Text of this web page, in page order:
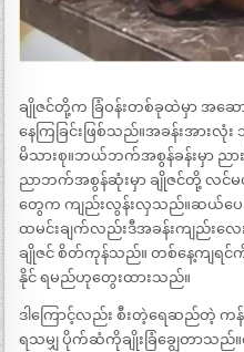
ချိုဇင်တို့က ခြံဝန်းတစ်ခုထဲမှာ အဆေ
နေကြခြင်းဖြစ်သည်။အခန်းအားလုံး
မိသားစု။ဘယ်ဘက်အစွန်ခန်းမှာ ညာ
ညာဘက်အစွန်ဆုံးမှာ ချိုဇင်တို့ လင်မ
တွေက ကျည်းလွန်းလှသည်။ဆယ်ပေ င
ထမင်းချက်လည်းဒီအခန်းကျည်းလ
ချိုဇင် စိတ်ကုန်သည်။ တစ်နေ့ကျရ
နိုင် ရမည်ဟုတွေးထားသည်။
ဒါကြောင့်လည်း စီးတဲ့ရေဆည်တဲ့ က
ရသမျှ ပိုက်ဆံကိုချိုးခြံချွေတာသည်